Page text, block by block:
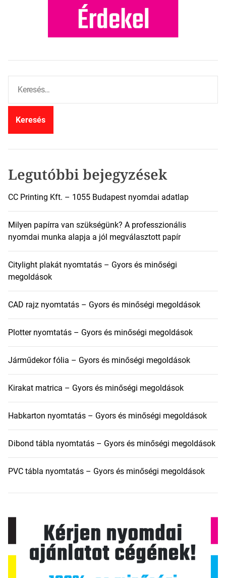
r
Legutóbbi bejegyzések
CC Printing Kft. – 1055 Budapest nyomdai adatlap
Milyen papírra van szükségünk? A professzionális
nyomdai munka alapja a jól megválasztott papír
Citylight plakát nyomtatás – Gyors és minőségi
megoldások
CAD rajz nyomtatás – Gyors és minőségi megoldások
Plotter nyomtatás – Gyors és minőségi megoldások
Járműdekor fólia – Gyors és minőségi megoldások
Kirakat matrica – Gyors és minőségi megoldások
Habkarton nyomtatás – Gyors és minőségi megoldások
Dibond tábla nyomtatás – Gyors és minőségi megoldások
PVC tábla nyomtatás – Gyors és minőségi megoldások